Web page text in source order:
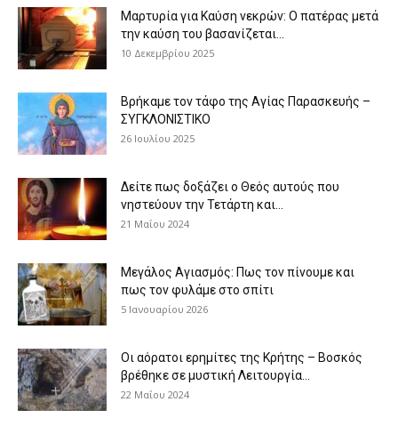
Μαρτυρία για Καύση νεκρών: Ο πατέρας μετά
την καύση του βασανίζεται...
10 Δεκεμβρίου 2025
Βρήκαμε τον τάφο της Αγίας Παρασκευής –
ΣΥΓΚΛΟΝΙΣΤΙΚΟ
26 Ιουλίου 2025
Δείτε πως δοξάζει ο Θεός αυτούς που
νηστεύουν την Τετάρτη και...
21 Μαΐου 2024
Μεγάλος Αγιασμός: Πως τον πίνουμε και
πως τον φυλάμε στο σπίτι
5 Ιανουαρίου 2026
Οι αόρατοι ερημίτες της Κρήτης – Βοσκός
βρέθηκε σε μυστική Λειτουργία...
22 Μαΐου 2024